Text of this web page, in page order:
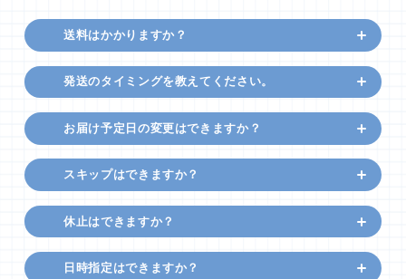
送料はかかりますか？
発送のタイミングを教えてください。
お届け予定日の変更はできますか？
スキップはできますか？
休止はできますか？
日時指定はできますか？